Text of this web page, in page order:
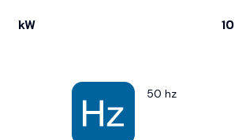
kW 10
50 hz